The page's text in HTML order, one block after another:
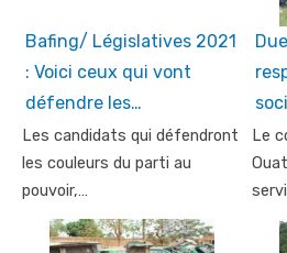
Bafing/ Législatives 2021
: Voici ceux qui vont
défendre les…
Les candidats qui défendront
les couleurs du parti au
pouvoir,…
Le